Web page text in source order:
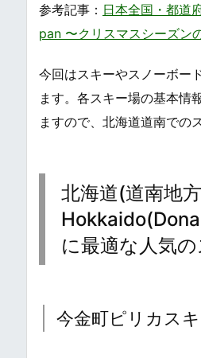
参考記事： 日本全国・都道
pan 〜クリスマスシーズン
今回はスキーやスノーボー
ます。各スキー場の基本情
ますので、北海道道南での
北海道(道南地
に最適な人気
今金町ピリカス